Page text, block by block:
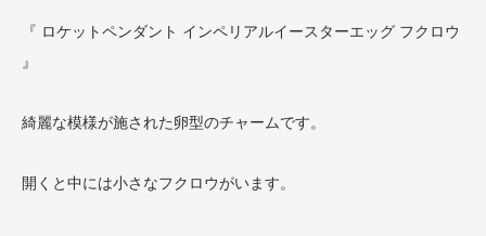
『 ロケットペンダント インペリアルイースターエッグ フクロウ
』
綺麗な模様が施された卵型のチャームです。
開くと中には小さなフクロウがいます。